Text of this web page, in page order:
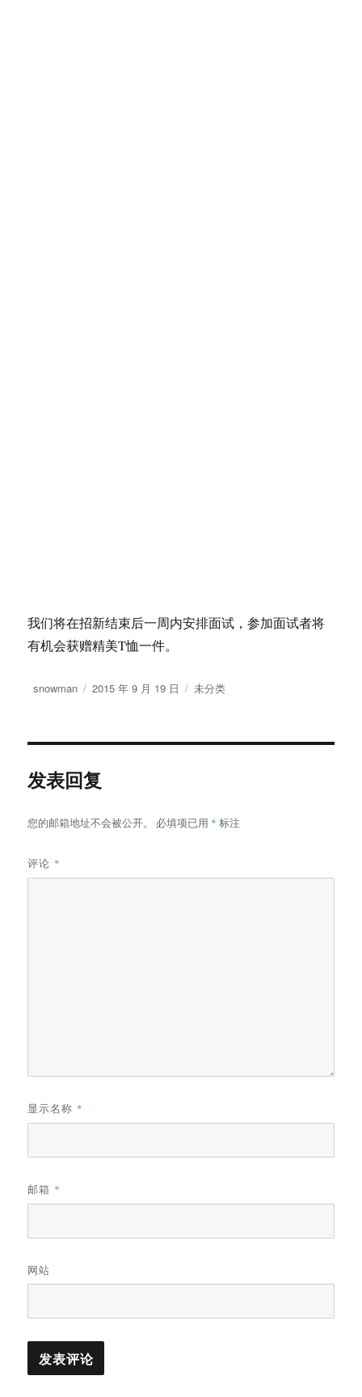
我们将在招新结束后一周内安排面试，参加面试者将
有机会获赠精美T恤一件。
作
snowman
发
2015 年 9 月 19 日
分
未分类
发表回复
您的邮箱地址不会被公开。 必填项已用 * 标注
评论 *
显示名称 *
邮箱 *
网站